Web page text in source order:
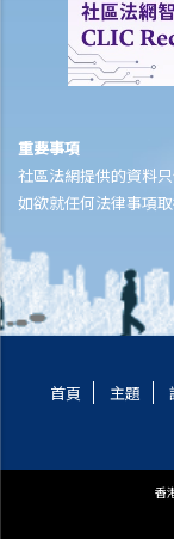
a. 不良品格的證據
3. 沒有被控的行為
4. 就被告的不良品格
重要事項
社區法網提供的資料
如欲就任何法律事項
首頁 主題
香